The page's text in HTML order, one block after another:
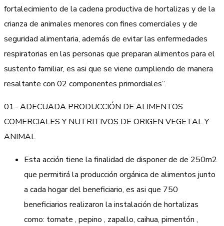
fortalecimiento de la cadena productiva de hortalizas y de la
crianza de animales menores con fines comerciales y de
seguridad alimentaria, además de evitar las enfermedades
respiratorias en las personas que preparan alimentos para el
sustento familiar, es asi que se viene cumpliendo de manera
resaltante con 02 componentes primordiales”.
01.- ADECUADA PRODUCCIÓN DE ALIMENTOS
COMERCIALES Y NUTRITIVOS DE ORIGEN VEGETAL Y
ANIMAL
Esta acción tiene la finalidad de disponer de de 250m2
que permitirá la producción orgánica de alimentos junto
a cada hogar del beneficiario, es asi que 750
beneficiarios realizaron la instalación de hortalizas
como: tomate , pepino , zapallo, caihua, pimentón ,